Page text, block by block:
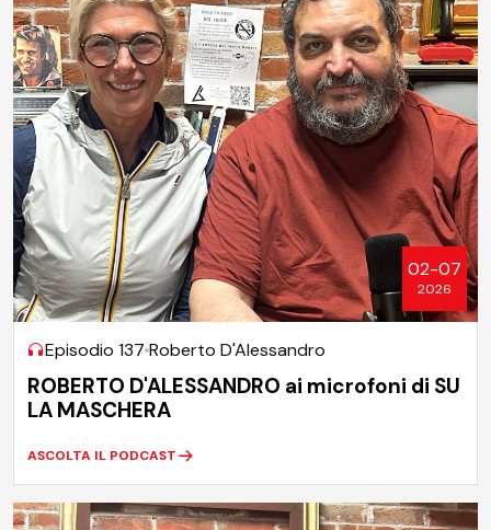
02-07
2026
Episodio 137 Roberto D'Alessandro
ROBERTO D'ALESSANDRO ai microfoni di SU
LA MASCHERA
ASCOLTA IL PODCAST